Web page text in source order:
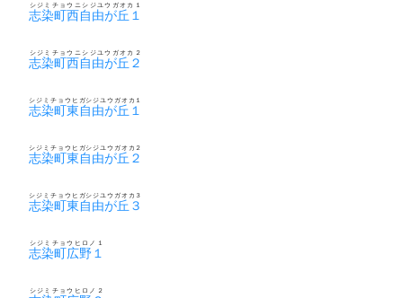
志染町西自由が丘１
シジミチョウニシジユウガオカ１
志染町西自由が丘２
シジミチョウニシジユウガオカ２
志染町東自由が丘１
シジミチョウヒガシジユウガオカ１
志染町東自由が丘２
シジミチョウヒガシジユウガオカ２
志染町東自由が丘３
シジミチョウヒガシジユウガオカ３
志染町広野１
シジミチョウヒロノ１
シジミチョウヒロノ２